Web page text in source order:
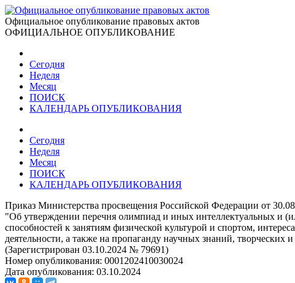
Официальное опубликование правовых актов
ОФИЦИАЛЬНОЕ ОПУБЛИКОВАНИЕ
Сегодня
Неделя
Месяц
ПОИСК
КАЛЕНДАРЬ ОПУБЛИКОВАНИЯ
Сегодня
Неделя
Месяц
ПОИСК
КАЛЕНДАРЬ ОПУБЛИКОВАНИЯ
Приказ Министерства просвещения Российской Федерации от
"Об утверждении перечня олимпиад и иных интеллектуальных и
способностей к занятиям физической культурой и спортом,
деятельности, а также на пропаганду научных знаний,
(Зарегистрирован 03.10.2024 № 79691)
Номер опубликования: 0001202410030024
Дата опубликования: 03.10.2024